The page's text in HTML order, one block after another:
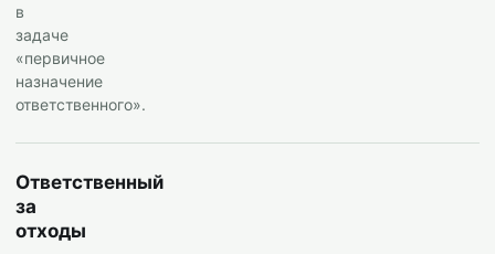
в
задаче
«первичное
назначение
ответственного».
Ответственный
за
отходы